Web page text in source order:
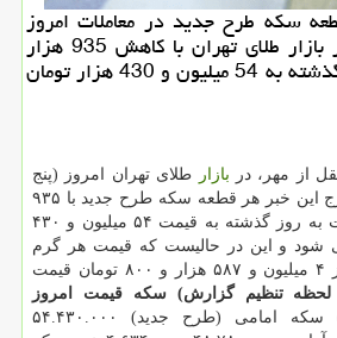
سکه طرح جدید در معاملات امروز
(پنجشنبه، 3 آبان) در بازار طلای تهران با کاهش 935 هزار
تومانی نسبت به روز گذشته به 54 میلیون و 430 هزار تومان
از مهر، در بازار
طلای تهران امروز (پنج
شنبه ۳ آبان) تا لحظه درج این خبر هر قطعه سکه طرح جدید با ۹۳۵
هزار تومان کاهش نسبت به روز گذشته به قیمت ۵۴ میلیون و ۴۳۰
شود و این در حالیست که قیمت هر گرم
طلای ۱۸ عیار نیز امروز ۴ میلیون و ۵۸۷ هزار و ۸۰۰ تومان قیمت
تنظیم گزارش) سکه
قیمت امروز
سکه امامی (طرح جدید) ۵۴.۴۳۰.۰۰۰